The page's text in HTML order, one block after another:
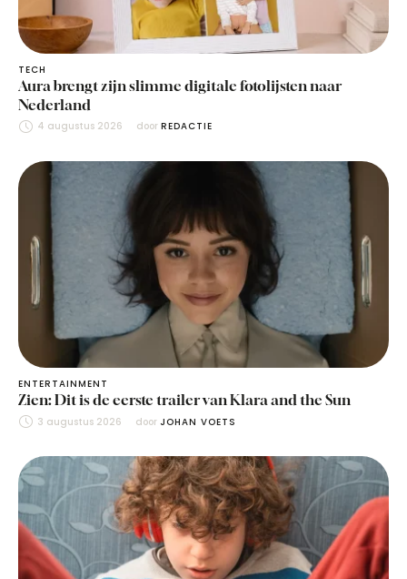
TECH
Aura brengt zijn slimme digitale fotolijsten naar
Nederland
4 augustus 2026 door REDACTIE
ENTERTAINMENT
Zien: Dit is de eerste trailer van Klara and the Sun
3 augustus 2026 door JOHAN VOETS